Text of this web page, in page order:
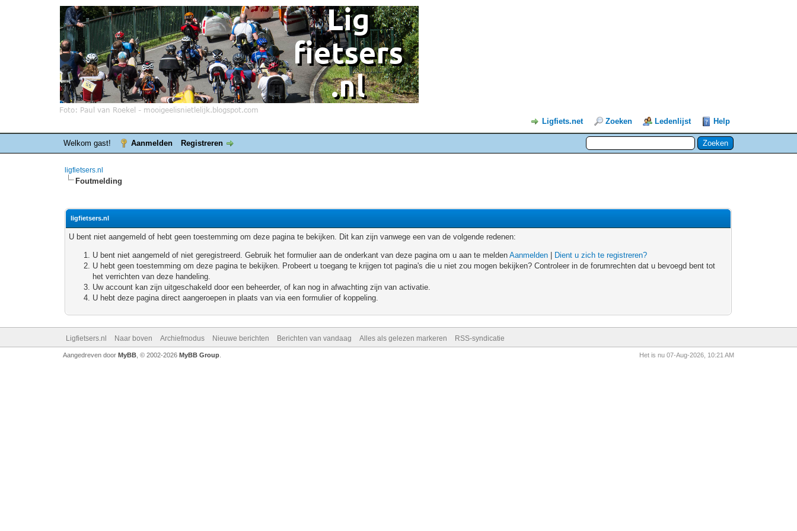
Ligfiets.net Zoeken Ledenlijst Help
Welkom gast! Aanmelden Registreren
ligfietsers.nl
Foutmelding
ligfietsers.nl
U bent niet aangemeld of hebt geen toestemming om deze pagina te bekijken. Dit kan zijn vanwege een van de volgende redenen:
U bent niet aangemeld of niet geregistreerd. Gebruik het formulier aan de onderkant van deze pagina om u aan te meldenAanmelden
Dient u zich te registreren?
U hebt geen toestemming om deze pagina te bekijken. Probeert u toegang te krijgen tot pagina's die u niet zou mogen bekijken? Controleer in de forumrechten dat u bevoegd bent tot
het verrichten van deze handeling.
Uw account kan zijn uitgeschakeld door een beheerder, of kan nog in afwachting zijn van activatie.
U hebt deze pagina direct aangeroepen in plaats van via een formulier of koppeling.
Ligfietsers.nl Naar boven Archiefmodus Nieuwe berichten Berichten van vandaag Alles als gelezen markeren RSS-syndicatie
Het is nu 07-Aug-2026, 10:21 AM
Aangedreven door MyBB, © 2002-2026 MyBB Group.